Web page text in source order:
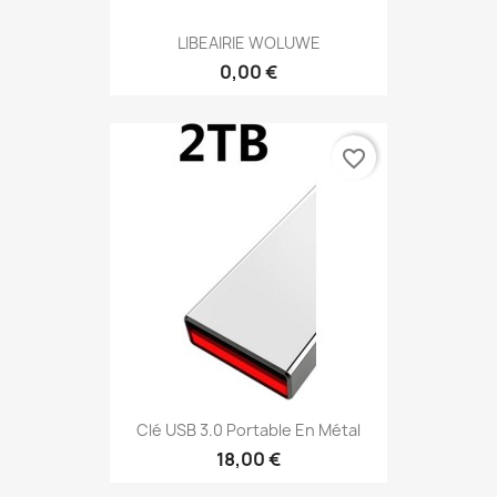
LIBEAIRIE WOLUWE
0,00 €
Clé USB 3.0 Portable En Métal
18,00 €
favorite_border